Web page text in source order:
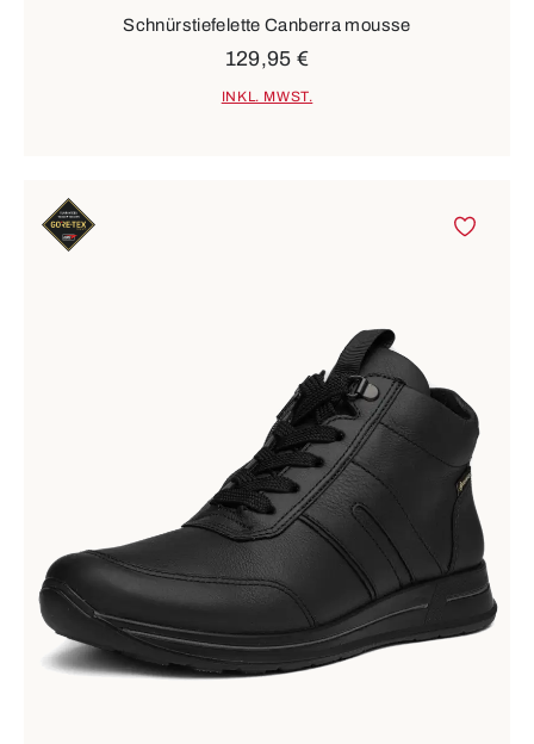
Schnürstiefelette Canberra mousse
129,95 €
INKL. MWST.